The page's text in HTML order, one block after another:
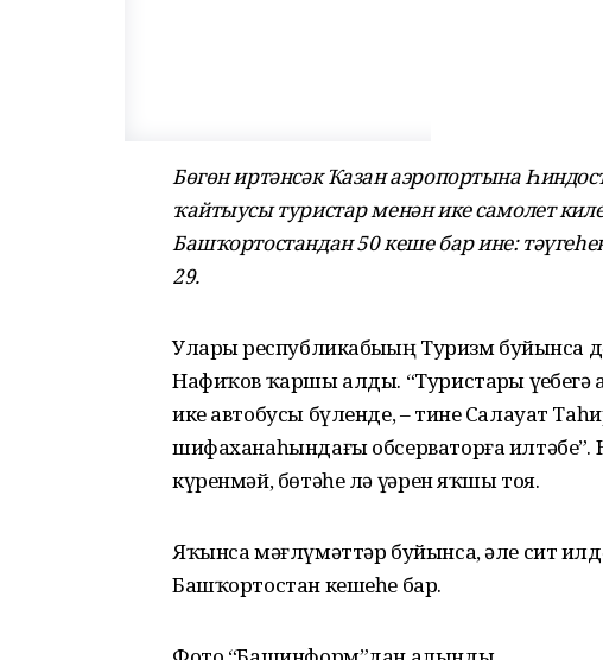
Бөгөн иртәнсәк Ҡазан аэропортына
ҡайтыусы туристар менән ике самолет
Башҡортостандан 50 кеше бар ине:
29.
Уларҙы республикабыҙҙың Туризм буйынса
Нафиҡов ҡаршы алды. “Туристарҙы
ике автобусы бүленде, – тине Салауат
шифаханаһындағы обсерваторға
күренмәй, бөтәһе лә үҙҙәрен яҡшы тоя.
Яҡынса мәғлүмәттәр буйынса, әле сит
Башҡортостан кешеһе бар.